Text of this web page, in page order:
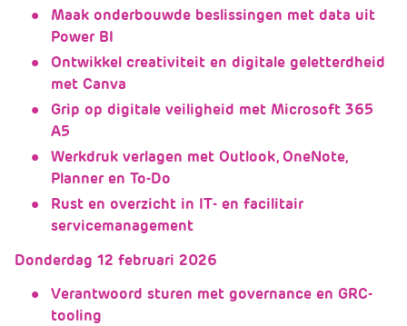
Maak onderbouwde beslissingen met data uit
Power BI
Ontwikkel creativiteit en digitale geletterdheid
met Canva
Grip op digitale veiligheid met Microsoft 365
A5
Werkdruk verlagen met Outlook, OneNote,
Planner en To-Do
Rust en overzicht in IT- en facilitair
servicemanagement
Donderdag 12 februari 2026
Verantwoord sturen met governance en GRC-
tooling